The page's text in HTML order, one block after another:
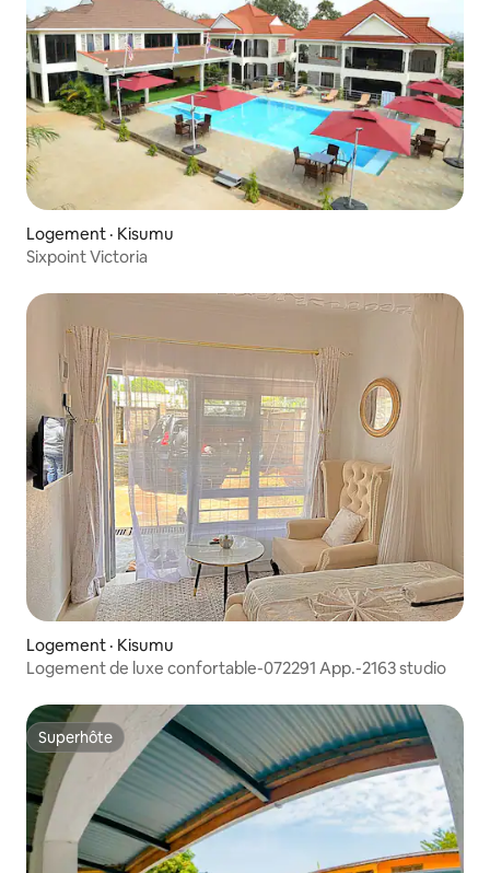
Logement · Kisumu
Sixpoint Victoria
Logement · Kisumu
Logement de luxe confortable-072291 App.-2163 studio
Superhôte
Superhôte